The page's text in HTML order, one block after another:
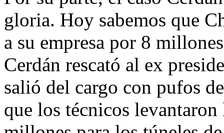
gloria. Hoy sabemos que
a su empresa por 8
Cerdán rescató al ex
salió del cargo con pufos
que los técnicos